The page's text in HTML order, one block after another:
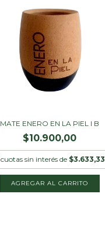
MATE ENERO EN LA PIEL I B
$10.900,00
cuotas sin interés de $3.633,33